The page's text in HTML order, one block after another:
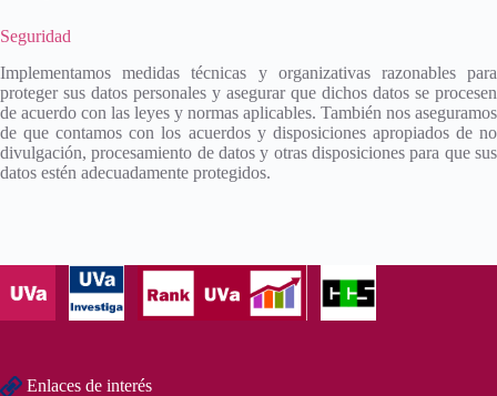
Seguridad
Implementamos medidas técnicas y organizativas razonables para
proteger sus datos personales y asegurar que dichos datos se procesen
de acuerdo con las leyes y normas aplicables. También nos aseguramos
de que contamos con los acuerdos y disposiciones apropiados de no
divulgación, procesamiento de datos y otras disposiciones para que sus
datos estén adecuadamente protegidos.
Enlaces de interés